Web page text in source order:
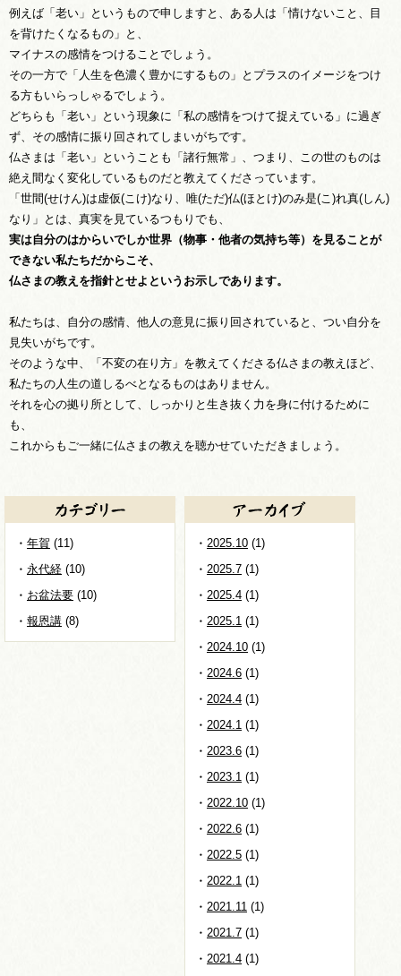
例えば「老い」というもので申しますと、ある人は「情けないこと、目
を背けたくなるもの」と、
マイナスの感情をつけることでしょう。
その一方で「人生を色濃く豊かにするもの」とプラスのイメージをつけ
る方もいらっしゃるでしょう。
どちらも「老い」という現象に「私の感情をつけて捉えている」に過ぎ
ず、その感情に振り回されてしまいがちです。
仏さまは「老い」ということも「諸行無常」、つまり、この世のものは
絶え間なく変化しているものだと教えてくださっています。
「世間(せけん)は虚仮(こけ)なり、唯(ただ)仏(ほとけ)のみ是(こ)れ真(しん)
なり」とは、真実を見ているつもりでも、
実は自分のはからいでしか世界（物事・他者の気持ち等）を見ることが
できない私たちだからこそ、
仏さまの教えを指針とせよというお示しであります。
私たちは、自分の感情、他人の意見に振り回されていると、つい自分を
見失いがちです。
そのような中、「不変の在り方」を教えてくださる仏さまの教えほど、
私たちの人生の道しるべとなるものはありません。
それを心の拠り所として、しっかりと生き抜く力を身に付けるために
も、
これからもご一緒に仏さまの教えを聴かせていただきましょう。
年賀 (11)
永代経 (10)
お盆法要 (10)
報恩講 (8)
2025.10 (1)
2025.7 (1)
2025.4 (1)
2025.1 (1)
2024.10 (1)
2024.6 (1)
2024.4 (1)
2024.1 (1)
2023.6 (1)
2023.1 (1)
2022.10 (1)
2022.6 (1)
2022.5 (1)
2022.1 (1)
2021.11 (1)
2021.7 (1)
2021.4 (1)